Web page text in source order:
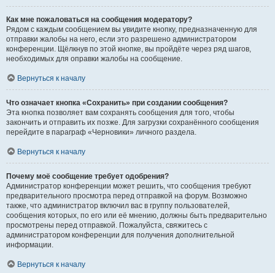
Как мне пожаловаться на сообщения модератору?
Рядом с каждым сообщением вы увидите кнопку, предназначенную для
отправки жалобы на него, если это разрешено администратором
конференции. Щёлкнув по этой кнопке, вы пройдёте через ряд шагов,
необходимых для оправки жалобы на сообщение.
Вернуться к началу
Что означает кнопка «Сохранить» при создании сообщения?
Эта кнопка позволяет вам сохранять сообщения для того, чтобы
закончить и отправить их позже. Для загрузки сохранённого сообщения
перейдите в параграф «Черновики» личного раздела.
Вернуться к началу
Почему моё сообщение требует одобрения?
Администратор конференции может решить, что сообщения требуют
предварительного просмотра перед отправкой на форум. Возможно
также, что администратор включил вас в группу пользователей,
сообщения которых, по его или её мнению, должны быть предварительно
просмотрены перед отправкой. Пожалуйста, свяжитесь с
администратором конференции для получения дополнительной
информации.
Вернуться к началу